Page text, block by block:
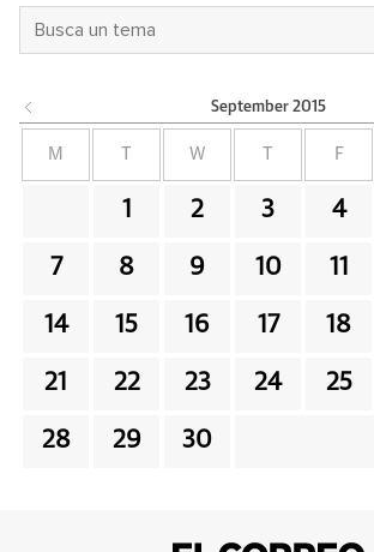
September 2015
M W F
1 2 3 4
7 8 9 10 11
14 15 16 17 18
21 22 23 24 25
28 29 30